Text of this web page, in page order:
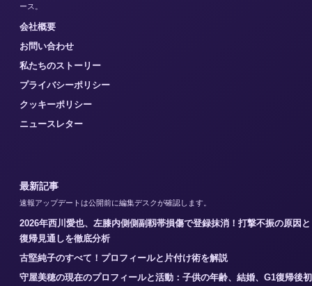
ース。
会社概要
お問い合わせ
私たちのストーリー
プライバシーポリシー
クッキーポリシー
ニュースレター
最新記事
速報アップデートは公開前に編集デスクが確認します。
2026年西川愛也、左膝内側側副靱帯損傷で登録抹消！打撃不振の原因と
復帰見通しを徹底分析
古堅純子のすべて！プロフィールと片付け術を解説
守屋美穂の現在のプロフィールと活動：子供の年齢、結婚、G1復帰後初